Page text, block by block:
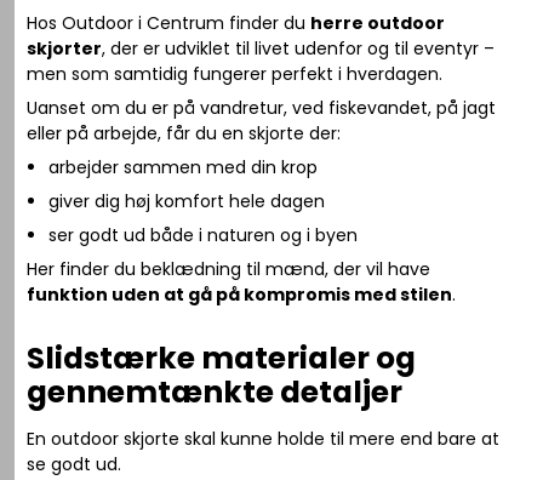
Hos Outdoor i Centrum finder du herre outdoor
skjorter, der er udviklet til livet udenfor og til eventyr –
men som samtidig fungerer perfekt i hverdagen.
Uanset om du er på vandretur, ved fiskevandet, på jagt
eller på arbejde, får du en skjorte der:
arbejder sammen med din krop
giver dig høj komfort hele dagen
ser godt ud både i naturen og i byen
Her finder du beklædning til mænd, der vil have
funktion uden at gå på kompromis med stilen.
Slidstærke materialer og
gennemtænkte detaljer
En outdoor skjorte skal kunne holde til mere end bare at
se godt ud.